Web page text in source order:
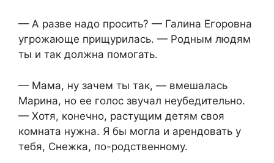
— А разве надо просить? — Галина Егоровна
угрожающе прищурилась. — Родным людям
ты и так должна помогать.
— Мама, ну зачем ты так, — вмешалась
Марина, но ее голос звучал неубедительно.
— Хотя, конечно, растущим детям своя
комната нужна. Я бы могла и арендовать у
тебя, Снежка, по-родственному.